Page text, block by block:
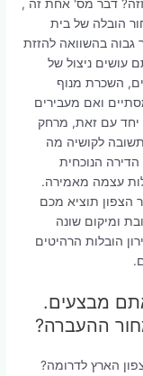
דבר מס' אחת זה ,
הובלה של בית
גבוה בהשוואה להזזת
עושים ניצול של
השכרת מנוף
ואם מעבירים
יחד עם זאת, מרחק
לקושיה מה
הנוכחית
עצמה מאמירה.
הצפון תוציא מכם
ומיקום שונה
הובלות הרהיטים
מבצעים.
ההעברה?
הארץ לדרומה?